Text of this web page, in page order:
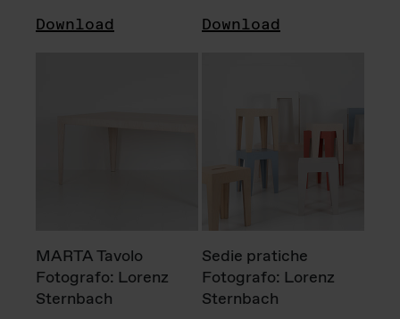
Download Download
MARTA Tavolo
Fotografo: Lorenz
Sternbach
Sedie pratiche
Fotografo: Lorenz
Sternbach